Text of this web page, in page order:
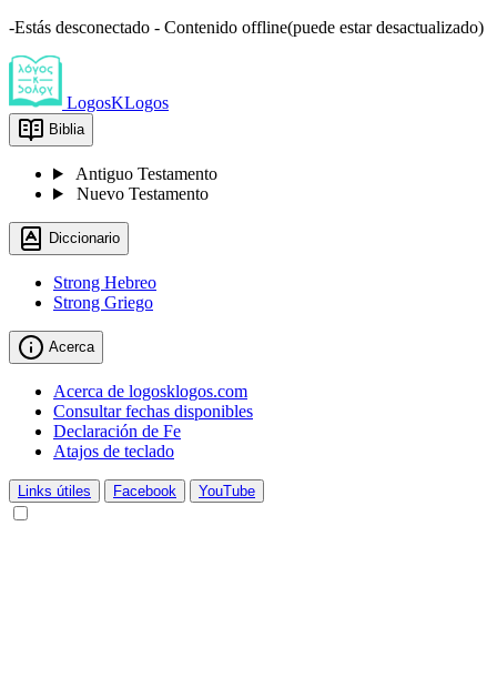
-Estás desconectado - Contenido offline(puede estar desactualizado)
LogosKLogos
Biblia
Antiguo Testamento
Nuevo Testamento
Diccionario
Strong Hebreo
Strong Griego
Acerca
Acerca de logosklogos.com
Consultar fechas disponibles
Declaración de Fe
Atajos de teclado
Links útiles Facebook YouTube